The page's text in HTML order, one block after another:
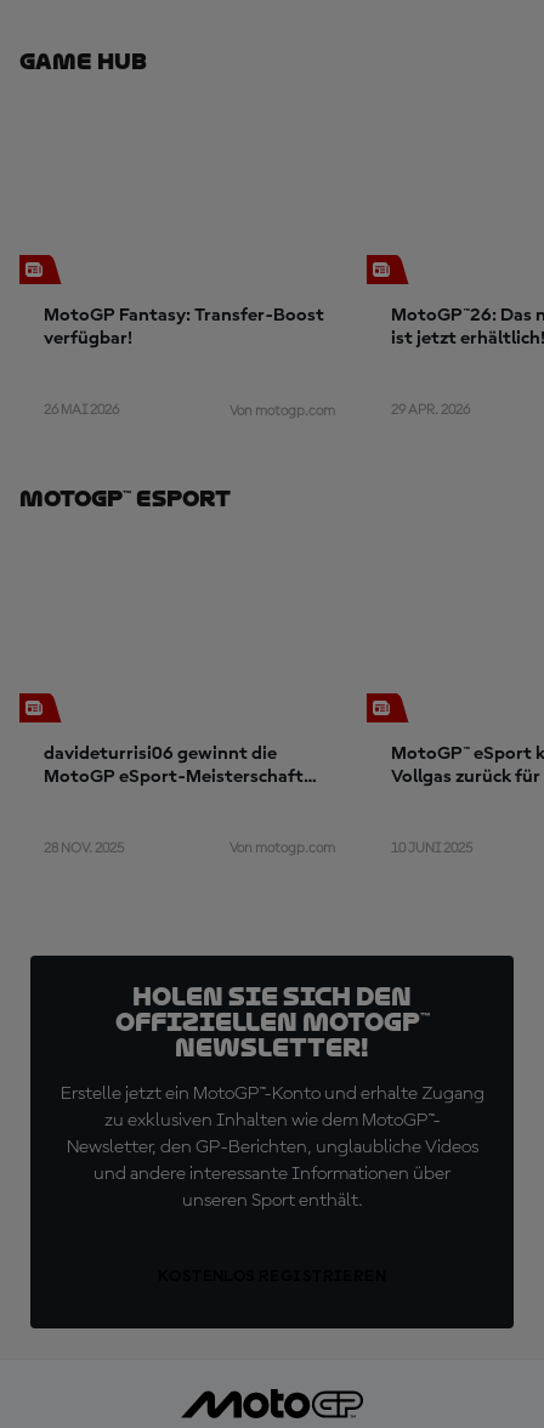
Game Hub
MotoGP Fantasy: Transfer-Boost
verfügbar!
26 MAI 2026 Von motogp.com
MotoGP™26: Das
ist jetzt erhältlich!
29 APR. 2026
MotoGP™ ESport
davideturrisi06 gewinnt die
MotoGP eSport-Meisterschaft
28 NOV. 2025 Von motogp.com
MotoGP™ eSport
Vollgas zurück
10 JUNI 2025
Holen Sie sich den
offiziellen MotoGP™
Newsletter!
Erstelle jetzt ein MotoGP™-Konto und erhalte Zugang
zu exklusiven Inhalten wie dem MotoGP™-
Newsletter, den GP-Berichten, unglaubliche Videos
und andere interessante Informationen über
unseren Sport enthält.